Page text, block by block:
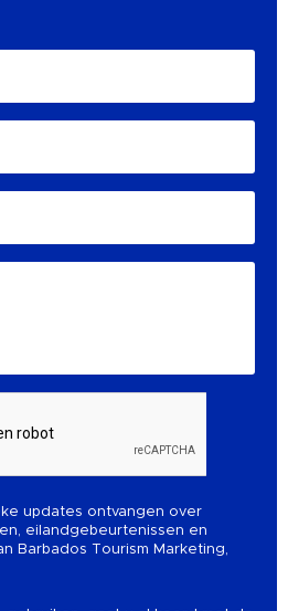
updates ontvangen over
eilandgebeurtenissen en
Barbados Tourism Marketing,